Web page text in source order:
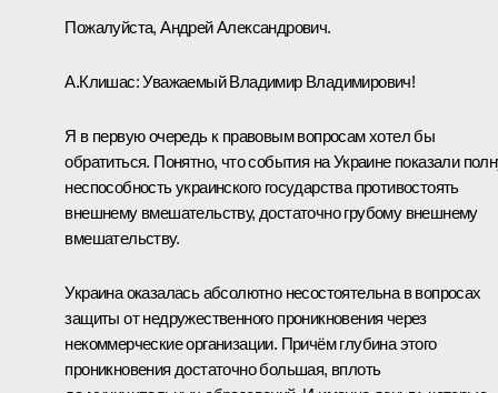
Пожалуйста, Андрей Александрович.
А.Клишас:Уважаемый Владимир Владимирович!
Я в первую очередь к правовым вопросам хотел бы
обратиться. Понятно, что события на Украине показали
неспособность украинского государства противостоять
внешнему вмешательству, достаточно грубому внешнему
вмешательству.
Украина оказалась абсолютно несостоятельна в вопросах
защиты от недружественного проникновения через
некоммерческие организации. Причём глубина этого
проникновения достаточно большая, вплоть